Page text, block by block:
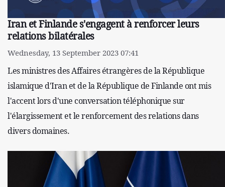
Iran et Finlande s'engagent à renforcer leurs
relations bilatérales
Wednesday, 13 September 2023 07:41
Les ministres des Affaires étrangères de la République
islamique d'Iran et de la République de Finlande ont mis
l'accent lors d'une conversation téléphonique sur
l'élargissement et le renforcement des relations dans
divers domaines.